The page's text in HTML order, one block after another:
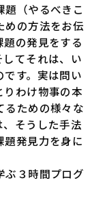
題（やるべきこ
めの方法をお伝
の発見をする
てそれは、い
す。実は問い
りわけ物事の本
るための様々な
そうした手法
題発見力を身に
ぶ３時間プログ